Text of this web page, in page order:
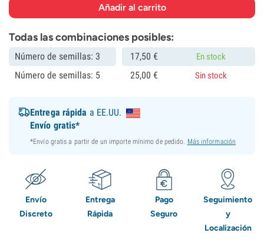
Todas las combinaciones posibles:
Número de semillas: 3 17,50 € En stock
Número de semillas: 5 25,00 € Sin stock
Entrega rápida a EE.UU.
Envío gratis*
*Envío gratis a partir de un importe mínimo de pedido. Más información
Envío
Discreto
Entrega
Rápida
Pago
Seguro
Seguimiento
y
Localización